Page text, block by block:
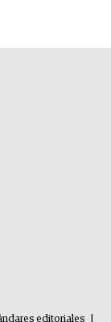
editoriales